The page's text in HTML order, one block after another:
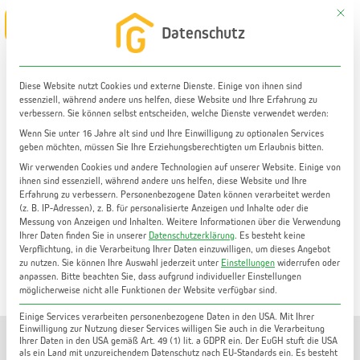
Zum
Inhalt
Wohnung mieten
Hervorragend aufgeteilte 4-Zimmer-Wohnung in Graz
Jakomini inkl. TG-Parkplatz | 98 m² WF | 6 m² Loggia |
Klimaanlage | Einbauschränke
Mit
Datenschutz
Diese Website nutzt Cookies und externe Dienste. Einige von ihnen sind
essenziell, während andere uns helfen, diese Website und Ihre Erfahrung zu
verbessern. Sie können selbst entscheiden, welche Dienste verwendet werden:
Wenn Sie unter 16 Jahre alt sind und Ihre Einwilligung zu optionalen Services
geben möchten, müssen Sie Ihre Erziehungsberechtigten um Erlaubnis bitten.
Wir verwenden Cookies und andere Technologien auf unserer Website. Einige von
ihnen sind essenziell, während andere uns helfen, diese Website und Ihre
Erfahrung zu verbessern. Personenbezogene Daten können verarbeitet werden
(z. B. IP-Adressen), z. B. für personalisierte Anzeigen und Inhalte oder die
Messung von Anzeigen und Inhalten. Weitere Informationen über die Verwendung
Ihrer Daten finden Sie in unserer Datenschutzerklärung. Es besteht keine
Verpflichtung, in die Verarbeitung Ihrer Daten einzuwilligen, um dieses Angebot
zu nutzen. Sie können Ihre Auswahl jederzeit unter Einstellungen widerrufen oder
anpassen. Bitte beachten Sie, dass aufgrund individueller Einstellungen
möglicherweise nicht alle Funktionen der Website verfügbar sind.
Einige Services verarbeiten personenbezogene Daten in den USA. Mit Ihrer
Einwilligung zur Nutzung dieser Services willigen Sie auch in die Verarbeitung
Ihrer Daten in den USA gemäß Art. 49 (1) lit. a GDPR ein. Der EuGH stuft die USA
als ein Land mit unzureichendem Datenschutz nach EU-Standards ein. Es besteht